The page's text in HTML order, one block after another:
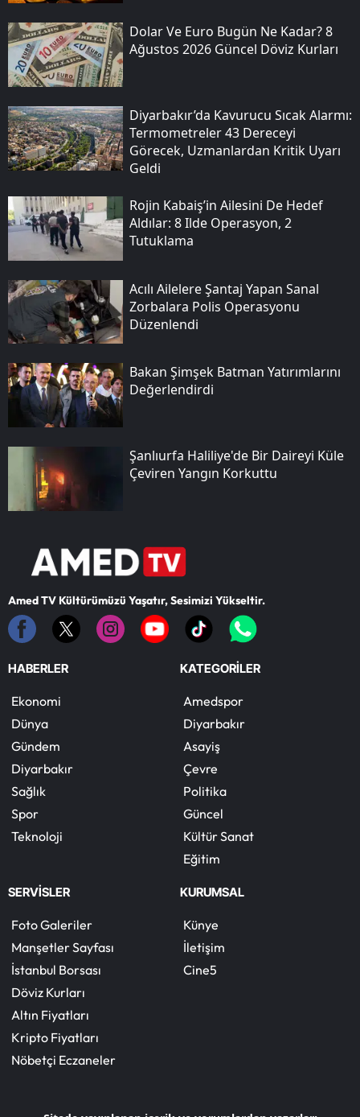
Dolar Ve Euro Bugün Ne Kadar? 8
Ağustos 2026 Güncel Döviz Kurları
Diyarbakır’da Kavurucu Sıcak Alarmı:
Termometreler 43 Dereceyi
Görecek, Uzmanlardan Kritik Uyarı
Geldi
Rojin Kabaiş’in Ailesini De Hedef
Aldılar: 8 Ilde Operasyon, 2
Tutuklama
Acılı Ailelere Şantaj Yapan Sanal
Zorbalara Polis Operasyonu
Düzenlendi
Bakan Şimşek Batman Yatırımlarını
Değerlendirdi
Şanlıurfa Haliliye'de Bir Daireyi Küle
Çeviren Yangın Korkuttu
Amed TV Kültürümüzü Yaşatır, Sesimizi Yükseltir.
HABERLER
Ekonomi
Dünya
Gündem
Diyarbakır
Sağlık
Spor
Teknoloji
KATEGORİLER
Amedspor
Diyarbakır
Asayiş
Çevre
Politika
Güncel
Kültür Sanat
Eğitim
SERVİSLER
Foto Galeriler
Manşetler Sayfası
İstanbul Borsası
Döviz Kurları
Altın Fiyatları
Kripto Fiyatları
Nöbetçi Eczaneler
KURUMSAL
Künye
İletişim
Cine5